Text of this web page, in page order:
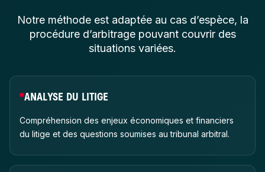
Notre méthode est adaptée au cas d’espèce, la
procédure d’arbitrage pouvant couvrir des
situations variées.
ANALYSE DU LITIGE
Compréhension des enjeux économiques et financiers
du litige et des questions soumises au tribunal arbitral.